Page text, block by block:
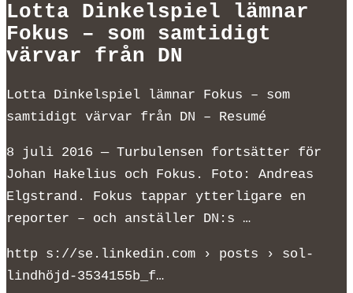
Lotta Dinkelspiel lämnar
Fokus – som samtidigt
värvar från DN
Lotta Dinkelspiel lämnar Fokus – som
samtidigt värvar från DN – Resumé
8 juli 2016 — Turbulensen fortsätter för
Johan Hakelius och Fokus. Foto: Andreas
Elgstrand. Fokus tappar ytterligare en
reporter – och anställer DN:s …
http s://se.linkedin.com › posts › sol-
lindhöjd-3534155b_f…